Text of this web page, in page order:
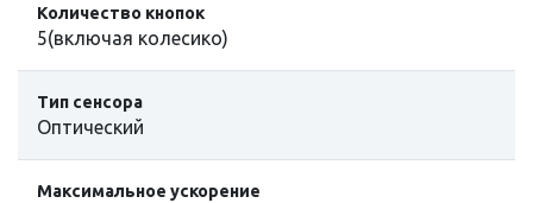
Количество кнопок
5(включая колесико)
Тип сенсора
Оптический
Максимальное ускорение